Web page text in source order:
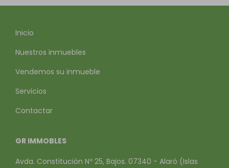
Inicio
Nuestros inmuebles
Vendemos su inmueble
Servicios
Contactar
GR IMMOBLES
Avda. Constitución Nº 25, Bajos. 07340 - Alaró (Islas